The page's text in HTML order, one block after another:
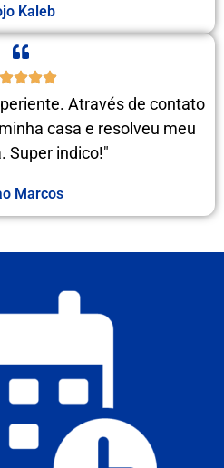
Kaleb
Através de contato
casa e resolveu meu
Super indico!"
Marcos